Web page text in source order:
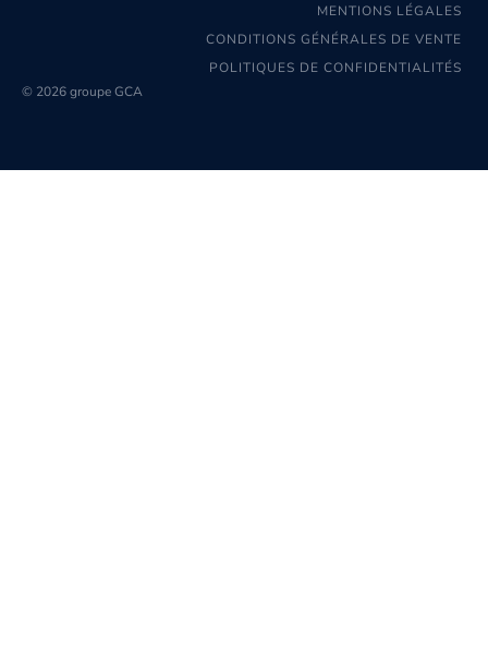
MENTIONS LÉGALES
CONDITIONS GÉNÉRALES DE VENTE
POLITIQUES DE CONFIDENTIALITÉS
© 2026 groupe GCA